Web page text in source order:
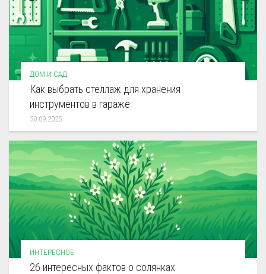
ДОМ И САД
Как выбрать стеллаж для хранения
инструментов в гараже
30.09.2025
ИНТЕРЕСНОЕ
26 интересных фактов о солянках